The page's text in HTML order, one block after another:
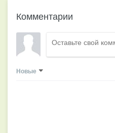
Комментарии
Новые